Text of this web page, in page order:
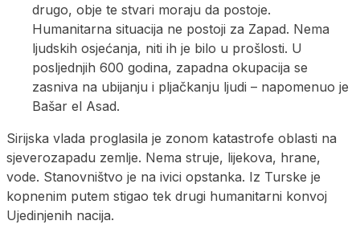
drugo, obje te stvari moraju da postoje.
Humanitarna situacija ne postoji za Zapad. Nema
ljudskih osjećanja, niti ih je bilo u prošlosti. U
posljednjih 600 godina, zapadna okupacija se
zasniva na ubijanju i pljačkanju ljudi – napomenuo je
Bašar el Asad.
Sirijska vlada proglasila je zonom katastrofe oblasti na
sjeverozapadu zemlje. Nema struje, lijekova, hrane,
vode. Stanovništvo je na ivici opstanka. Iz Turske je
kopnenim putem stigao tek drugi humanitarni konvoj
Ujedinjenih nacija.